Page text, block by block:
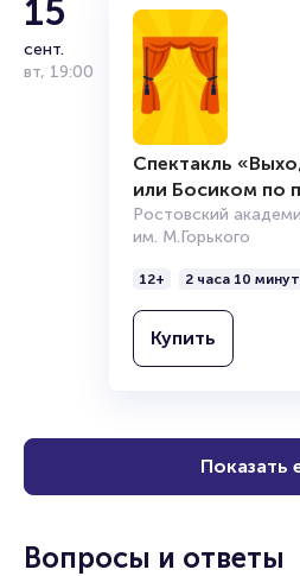
15
сент.
вт, 19:00
Спектакль
или Босиком по
Ростовский
им. М.Горького
12+ 2 часа 10 минут
Купить
Показать
Вопросы и ответы